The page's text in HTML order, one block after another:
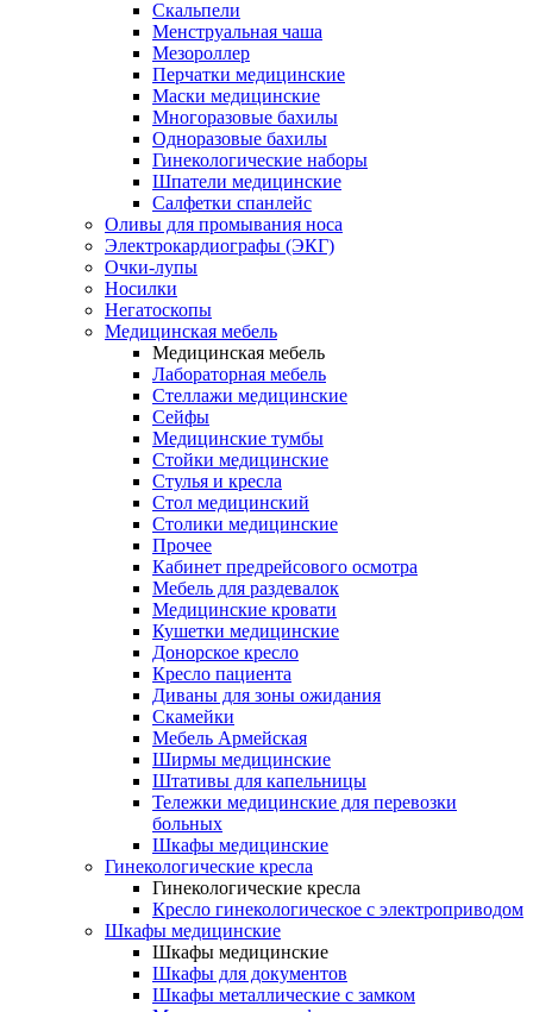
Скальпели
Менструальная чаша
Мезороллер
Перчатки медицинские
Маски медицинские
Многоразовые бахилы
Одноразовые бахилы
Гинекологические наборы
Шпатели медицинские
Салфетки спанлейс
Оливы для промывания носа
Электрокардиографы (ЭКГ)
Очки-лупы
Носилки
Негатоскопы
Медицинская мебель
Медицинская мебель
Лабораторная мебель
Стеллажи медицинские
Сейфы
Медицинские тумбы
Стойки медицинские
Cтулья и кресла
Стол медицинский
Столики медицинские
Прочее
Кабинет предрейсового осмотра
Мебель для раздевалок
Медицинские кровати
Кушетки медицинские
Донорское кресло
Кресло пациента
Диваны для зоны ожидания
Скамейки
Мебель Армейская
Ширмы медицинские
Штативы для капельницы
Тележки медицинские для перевозки
больных
Шкафы медицинские
Гинекологические кресла
Гинекологические кресла
Кресло гинекологическое с электроприводом
Шкафы медицинские
Шкафы медицинские
Шкафы для документов
Шкафы металлические с замком